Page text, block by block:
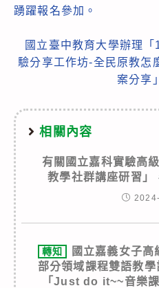
踴躍報名參加。
國立臺中教育大學辦理
驗分享工作坊-全民原教怎
案分享
相關內容
有關國立嘉科實驗高
教學社群講座研習」
轉知
國立嘉義女子
部分領域課程雙語教
「Just do it~~音樂